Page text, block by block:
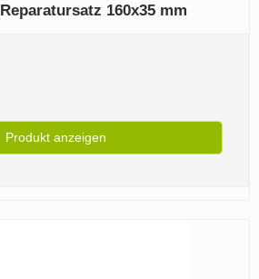
160x35 mm
Produkt anzeigen